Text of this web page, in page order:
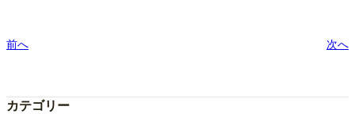
前へ 次へ
カテゴリー